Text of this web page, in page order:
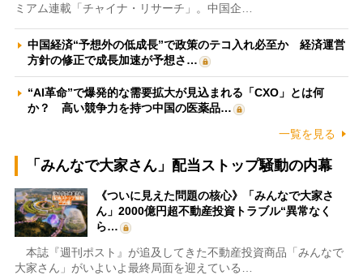
ミアム連載「チャイナ・リサーチ」。中国企…
中国経済“予想外の低成長”で政策のテコ入れ必至か 経済運営
方針の修正で成長加速が予想さ…
“AI革命”で爆発的な需要拡大が見込まれる「CXO」とは何
か？ 高い競争力を持つ中国の医薬品…
一覧を見る
「みんなで大家さん」配当ストップ騒動の内幕
《ついに見えた問題の核心》「みんなで大家さ
ん」2000億円超不動産投資トラブル“異常なく
ら…
本誌『週刊ポスト』が追及してきた不動産投資商品「みんなで
大家さん」がいよいよ最終局面を迎えている…